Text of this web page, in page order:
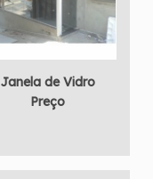
Janela de Vidro
Preço